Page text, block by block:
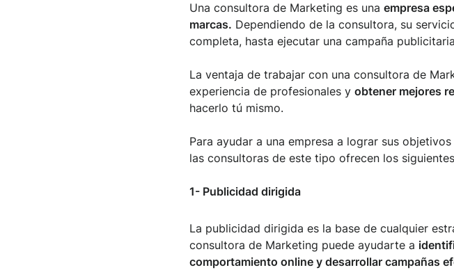
Una consultora de Marketing es una empresa
marcas. Dependiendo de la consultora, su
completa, hasta ejecutar una campaña
La ventaja de trabajar con una consultora de
experiencia de profesionales y obtener mejores
hacerlo tú mismo.
Para ayudar a una empresa a lograr sus
las consultoras de este tipo ofrecen los
1- Publicidad dirigida
La publicidad dirigida es la base de cualquier
consultora de Marketing puede ayudarte a
comportamiento online y desarrollar campañas